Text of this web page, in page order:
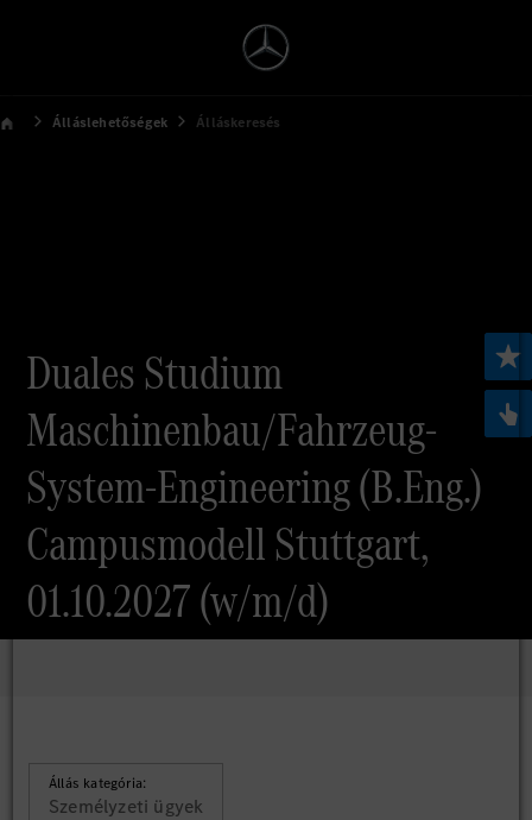
Álláslehetőségek Álláskeresés
Duales Studium
Maschinenbau/Fahrzeug-
System-Engineering (B.Eng.)
Campusmodell Stuttgart,
01.10.2027 (w/m/d)
Állás kategória:
Személyzeti ügyek